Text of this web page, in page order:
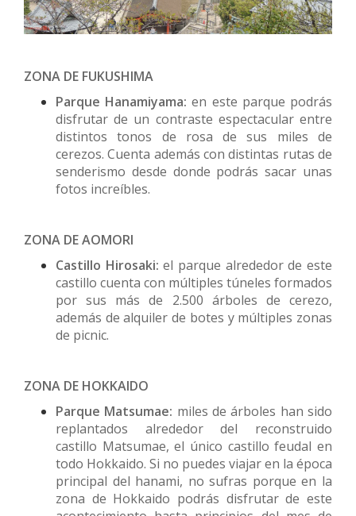
ZONA DE FUKUSHIMA
Parque Hanamiyama: en este parque podrás
disfrutar de un contraste espectacular entre
distintos tonos de rosa de sus miles de
cerezos. Cuenta además con distintas rutas de
senderismo desde donde podrás sacar unas
fotos increíbles.
ZONA DE AOMORI
Castillo Hirosaki: el parque alrededor de este
castillo cuenta con múltiples túneles formados
por sus más de 2.500 árboles de cerezo,
además de alquiler de botes y múltiples zonas
de picnic.
ZONA DE HOKKAIDO
Parque Matsumae: miles de árboles han sido
replantados alrededor del reconstruido
castillo Matsumae, el único castillo feudal en
todo Hokkaido. Si no puedes viajar en la época
principal del hanami, no sufras porque en la
zona de Hokkaido podrás disfrutar de este